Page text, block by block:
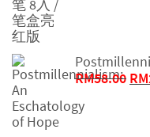
RM58.00 原
RM